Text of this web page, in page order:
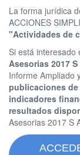
La forma jurídica
ACCIONES
"Actividades de
Si está interesado
Asesorias 2017 S
Informe Ampliado
publicaciones de
indicadores
resultados
Asesorias 2017 S